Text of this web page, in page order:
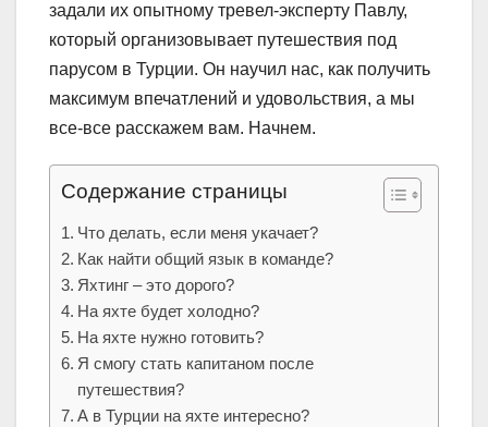
задали их опытному тревел-эксперту Павлу,
который организовывает путешествия под
парусом в Турции. Он научил нас, как получить
максимум впечатлений и удовольствия, а мы
все-все расскажем вам. Начнем.
Содержание страницы
Что делать, если меня укачает?
Как найти общий язык в команде?
Яхтинг – это дорого?
На яхте будет холодно?
На яхте нужно готовить?
Я смогу стать капитаном после
путешествия?
А в Турции на яхте интересно?